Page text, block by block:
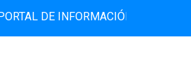
INFORMACIÓN BILINGÜE QUE